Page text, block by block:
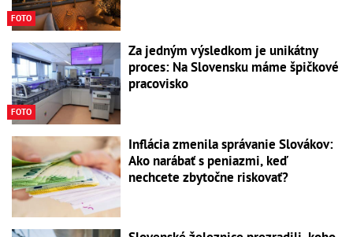
FOTO
FOTO
Za jedným výsledkom je unikátny
proces: Na Slovensku máme špičkové
pracovisko
Inflácia zmenila správanie Slovákov:
Ako narábať s peniazmi, keď
nechcete zbytočne riskovať?